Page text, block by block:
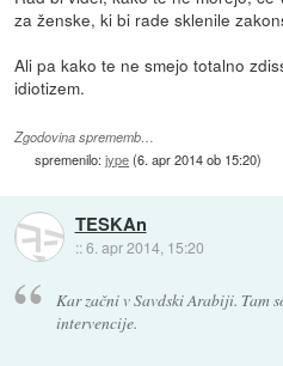
za ženske, ki bi rade sklenile
Ali pa kako te ne smejo totalno
idiotizem.
Zgodovina sprememb…
spremenilo:jype(6. apr 2014 ob 15:20)
TESKAn
::6. apr 2014, 15:20
Kar začni v Savdski Arabiji. Tam
intervencije.